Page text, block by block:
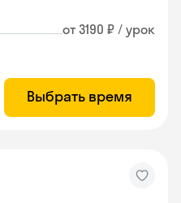
от 3190 ₽ / урок
Выбрать время